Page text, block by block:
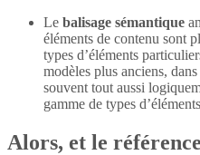
Le balisage sémantique
éléments de contenu sont
types d’éléments
modèles plus anciens,
souvent tout aussi
gamme de types
Alors, et le